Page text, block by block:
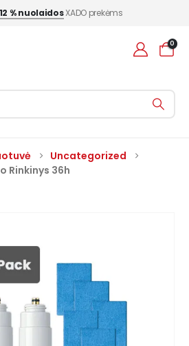
% nuolaidosXADO prekėms
0
Uncategorized
Rinkinys 36h